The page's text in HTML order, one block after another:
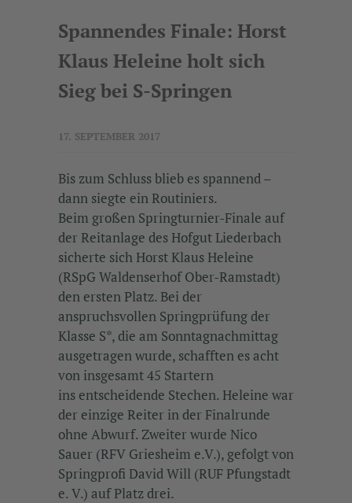
Spannendes Finale: Horst
Klaus Heleine holt sich
Sieg bei S-Springen
17. SEPTEMBER 2017
Bis zum Schluss blieb es spannend –
dann siegte ein Routiniers.
Beim großen Springturnier-Finale auf
der Reitanlage des Hofgut Liederbach
sicherte sich Horst Klaus Heleine
(RSpG Waldenserhof Ober-Ramstadt)
den ersten Platz. Bei der
anspruchsvollen Springprüfung der
Klasse S*, die am Sonntagnachmittag
ausgetragen wurde, schafften es acht
von insgesamt 45 Startern
ins entscheidende Stechen. Heleine war
der einzige Reiter in der Finalrunde
ohne Abwurf. Zweiter wurde Nico
Sauer (RFV Griesheim e.V.), gefolgt von
Springprofi David Will (RUF Pfungstadt
e. V.) auf Platz drei.